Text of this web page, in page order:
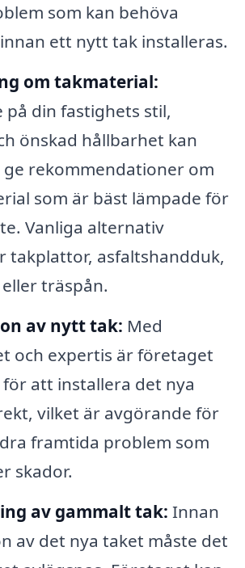
som kan behöva
ett nytt tak installeras.
om takmaterial:
på din fastighets stil,
önskad hållbarhet kan
rekommendationer om
som är bäst lämpade för
Vanliga alternativ
takplattor, asfaltshandduk,
träspån.
av nytt tak: Med
och expertis är företaget
att installera det nya
vilket är avgörande för
framtida problem som
skador.
av gammalt tak: Innan
av det nya taket måste det